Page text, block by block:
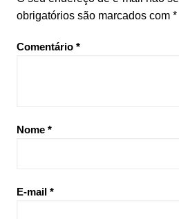
obrigatórios são marcados com *
Comentário *
Nome *
E-mail *